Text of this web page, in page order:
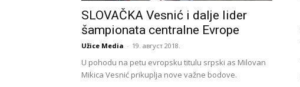
SLOVAČKA Vesnić i dalje lider
šampionata centralne Evrope
Užice Media - 19. август 2018.
U pohodu na petu evropsku titulu srpski as Milovan
Mikica Vesnić prikuplja nove važne bodove.